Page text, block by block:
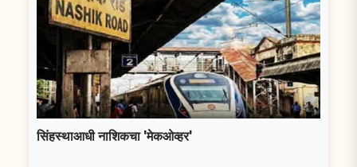
सिंहस्थाआधी नाशिकचा 'मेकओव्हर'